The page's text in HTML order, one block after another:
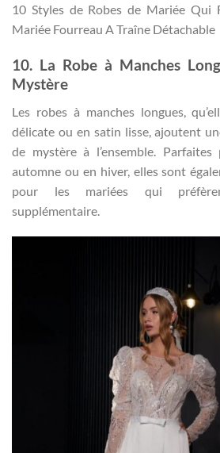
10 Styles de Robes de Mariée Qui
Mariée Fourreau A Traîne Détachable
10. La Robe à Manches
Mystère
Les robes à manches longues,
délicate ou en satin lisse, ajoutent
de mystère à l’ensemble.
automne ou en hiver, elles sont
pour les mariées qui
supplémentaire.